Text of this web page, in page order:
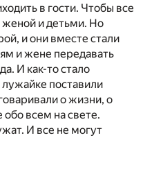
в гости. Чтобы все
женой и детьми. Но
и они вместе стали
и жене передавать
И как-то стало
поставили
о жизни, о
всем на свете.
И все не могут